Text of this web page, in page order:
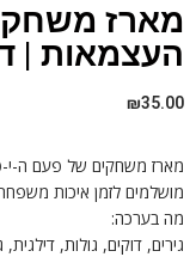
מארז
העצמאות |
₪35.00
מארז משחקים של פעם ה-
מושלמים לזמן איכות
מה בערכה:
גירים, דוקים, גולות, דילגית, גומי ו